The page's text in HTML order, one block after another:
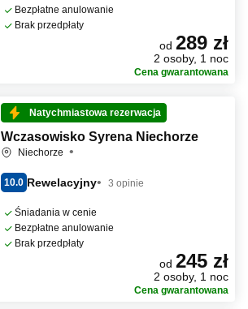
Bezpłatne anulowanie
Brak przedpłaty
od 289 zł
2 osoby, 1 noc
Cena gwarantowana
Natychmiastowa rezerwacja
Wczasowisko Syrena Niechorze
Niechorze
10.0 Rewelacyjny 3 opinie
Śniadania w cenie
Bezpłatne anulowanie
Brak przedpłaty
od 245 zł
2 osoby, 1 noc
Cena gwarantowana